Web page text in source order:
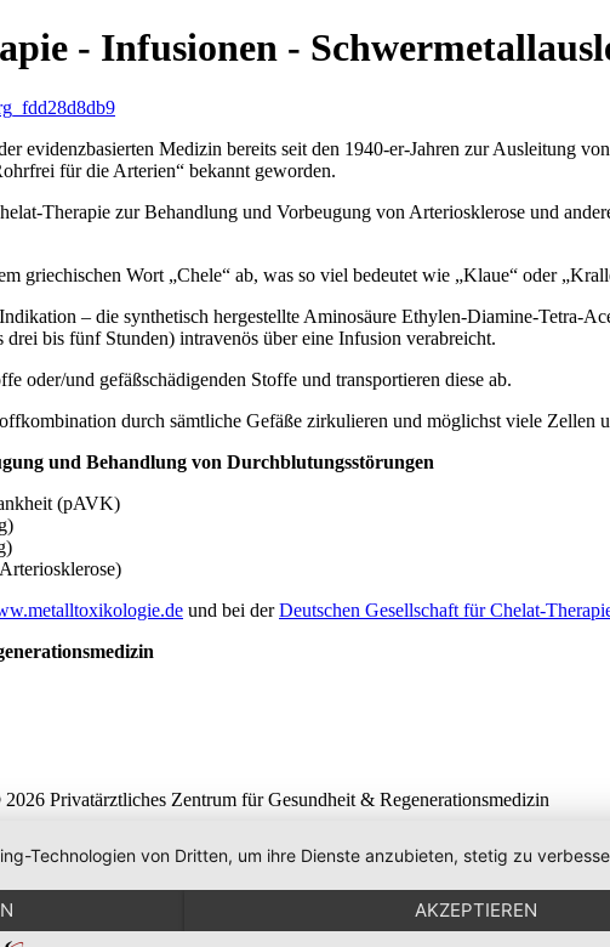
- Infusionen -
evidenzbasierten Medizin bereits seit den 1940-er-Jahren zur Ausleitung
für die Arterien“ bekannt geworden.
Therapie zur Behandlung und Vorbeugung von Arteriosklerose und
griechischen Wort „Chele“ ab, was so viel bedeutet wie „Klaue“ oder
– die synthetisch hergestellte Aminosäure Ethylen-Diamine-Tetra-
bis fünf Stunden) intravenös über eine Infusion verabreicht.
oder/und gefäßschädigenden Stoffe und transportieren diese ab.
durch sämtliche Gefäße zirkulieren und möglichst viele Zellen
und Behandlung von Durchblutungsstörungen
(pAVK)
und bei derDeutschen Gesellschaft für Chelat-
Privatärztliches Zentrum für Gesundheit & Regenerationsmedizin
Technologien von Dritten, um ihre Dienste anzubieten, stetig zu
AKZEPTIEREN